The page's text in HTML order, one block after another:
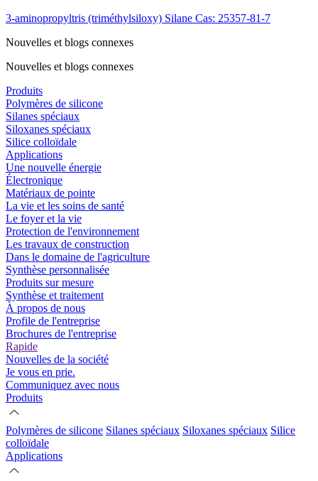
3-aminopropyltris (triméthylsiloxy) Silane Cas: 25357-81-7
Nouvelles et blogs connexes
Nouvelles et blogs connexes
Produits
Polymères de silicone
Silanes spéciaux
Siloxanes spéciaux
Silice colloïdale
Applications
Une nouvelle énergie
Électronique
Matériaux de pointe
La vie et les soins de santé
Le foyer et la vie
Protection de l'environnement
Les travaux de construction
Dans le domaine de l'agriculture
Synthèse personnalisée
Produits sur mesure
Synthèse et traitement
À propos de nous
Profile de l'entreprise
Brochures de l'entreprise
Rapide
Nouvelles de la société
Je vous en prie.
Communiquez avec nous
Produits
Polymères de silicone Silanes spéciaux Siloxanes spéciaux Silice
colloïdale
Applications